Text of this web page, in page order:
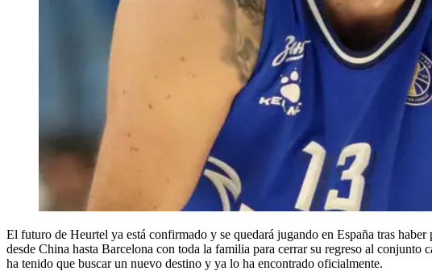
El futuro de Heurtel ya está confirmado y se quedará jugando en España tras
desde China hasta Barcelona con toda la familia para cerrar su regreso al conjunto
ha tenido que buscar un nuevo destino y ya lo ha encontrado oficialmente.